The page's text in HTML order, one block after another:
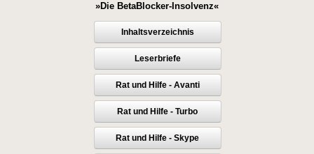
»Die BetaBlocker-Insolvenz«
Inhaltsverzeichnis
Leserbriefe
Rat und Hilfe - Avanti
Rat und Hilfe - Turbo
Rat und Hilfe - Skype